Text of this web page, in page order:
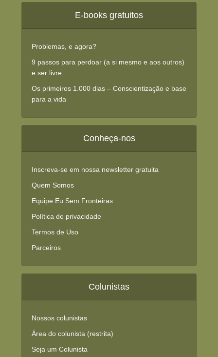
E-books gratuitos
Problemas, e agora?
9 passos para perdoar (a si mesmo e aos outros)
e ser livre
Os primeiros 1.000 dias – Conscientização e base
para a vida
Conheça-nos
Inscreva-se em nossa newsletter gratuita
Quem Somos
Equipe Eu Sem Fronteiras
Política de privacidade
Termos de Uso
Parceiros
Colunistas
Nossos colunistas
Área do colunista (restrita)
Seja um Colunista